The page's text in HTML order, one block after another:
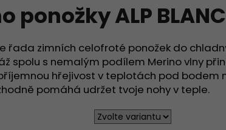
ponožky ALP BLANC
řada zimních celofroté ponožek do
spolu s nemalým podílem Merino vlny
hřejivost v teplotách pod bodem
pomáhá udržet tvoje nohy v teple.
CELOELASTICKÉ BĚŽECKÉ PONOŽKY